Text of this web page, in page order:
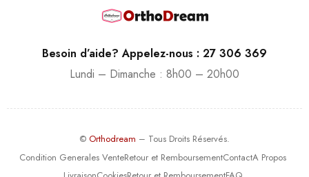
Besoin d’aide? Appelez-nous : 27 306 369
Lundi – Dimanche : 8h00 – 20h00
© Orthodream – Tous Droits Réservés.
Condition Generales VenteRetour et RemboursementContactA Propos